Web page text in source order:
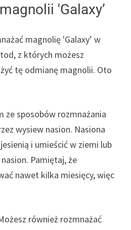
'Galaxy’
magnolię 'Galaxy’ w
z których możesz
tę odmianę magnolii. Oto
ze sposobów rozmnażania
wysiew nasion. Nasiona
i umieścić w ziemi lub
Pamiętaj, że
nawet kilka miesięcy, więc
również rozmnażać